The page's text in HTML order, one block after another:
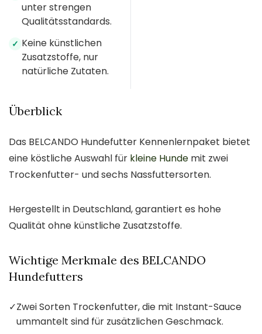
unter strengen
Qualitätsstandards.
✓ Keine künstlichen
Zusatzstoffe, nur
natürliche Zutaten.
Überblick
Das BELCANDO Hundefutter Kennenlernpaket bietet
eine köstliche Auswahl für kleine Hunde mit zwei
Trockenfutter- und sechs Nassfuttersorten.
Hergestellt in Deutschland, garantiert es hohe
Qualität ohne künstliche Zusatzstoffe.
Wichtige Merkmale des BELCANDO
Hundefutters
✓Zwei Sorten Trockenfutter, die mit Instant-Sauce
ummantelt sind für zusätzlichen Geschmack.